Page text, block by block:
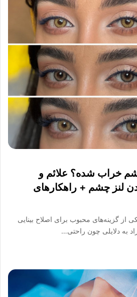
خراب شده؟ علائم و
لنز چشم + راهکارهای
از گزینه‌های محبوب برای اصلاح بینایی
به دلایلی چون راحتی…